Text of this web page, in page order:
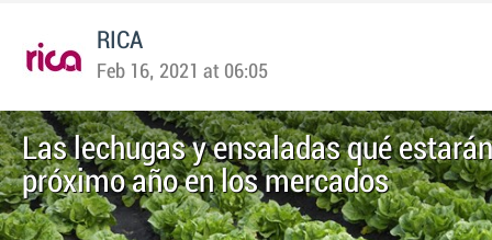
RICA
Feb 16, 2021 at 06:05
Las lechugas y ensaladas qué
próximo año en los mercados